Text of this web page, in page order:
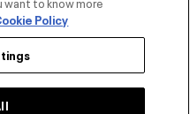
Policy